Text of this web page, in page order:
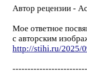
Автор рецензии -
Мое ответное
с авторским
http://stihi.ru/2025/